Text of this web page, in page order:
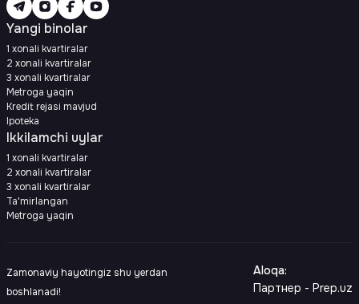
Yangi binolar
1 xonali kvartiralar
2 xonali kvartiralar
3 xonali kvartiralar
Metroga yaqin
Kredit rejasi mavjud
Ipoteka
Ikkilamchi uylar
1 xonali kvartiralar
2 xonali kvartiralar
3 xonali kvartiralar
Ta'mirlangan
Metroga yaqin
Zamonaviy hayotingiz shu yerdan
boshlanadi!
Aloqa:
Партнер - Prep.uz